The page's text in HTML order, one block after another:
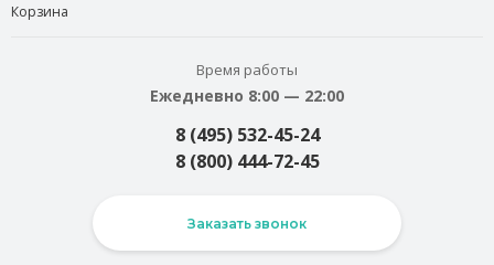
Корзина
Время работы
Ежедневно 8:00 — 22:00
8 (495) 532-45-24
8 (800) 444-72-45
Заказать звонок